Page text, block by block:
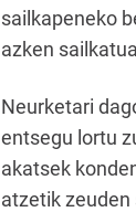
sailkapeneko
azken
Neurketari
entsegu lortu
akatsek
atzetik zeuden